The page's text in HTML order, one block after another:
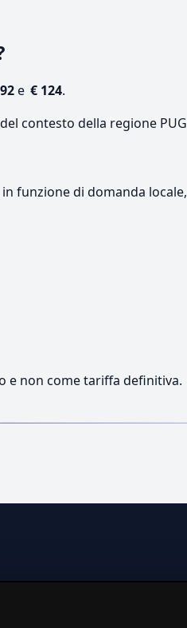
e € 124.
contesto della regione
funzione di domanda
e non come tariffa definitiva.